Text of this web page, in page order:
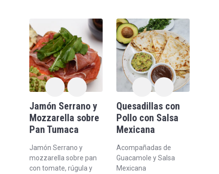
Jamón Serrano y
Mozzarella sobre
Pan Tumaca
Jamón Serrano y
mozzarella sobre pan
con tomate, rúgula y
Quesadillas con
Pollo con Salsa
Mexicana
Acompañadas de
Guacamole y Salsa
Mexicana